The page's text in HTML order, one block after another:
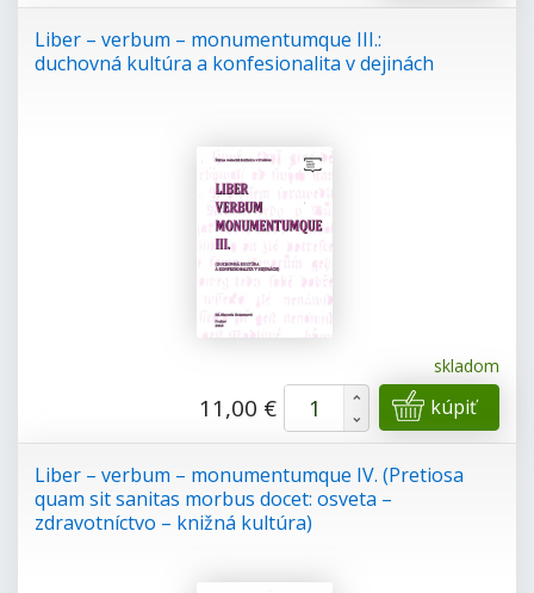
Liber – verbum – monumentumque III.:
duchovná kultúra a konfesionalita v dejinách
skladom
+
-
kúpiť
11,00 €
Liber – verbum – monumentumque IV. (Pretiosa
quam sit sanitas morbus docet: osveta –
zdravotníctvo – knižná kultúra)